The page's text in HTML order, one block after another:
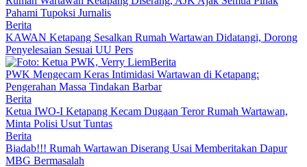
Pahami Tupoksi Jurnalis
Berita
KAWAN Ketapang Sesalkan Rumah Wartawan Didatangi, Dorong
Penyelesaian Sesuai UU Pers
Berita
PWK Mengecam Keras Intimidasi Wartawan di Ketapang:
Pengerahan Massa Tindakan Barbar
Berita
Ketua IWO-I Ketapang Kecam Dugaan Teror Rumah Wartawan,
Minta Polisi Usut Tuntas
Berita
Biadab!!! Rumah Wartawan Diserang Usai Memberitakan Dapur
MBG Bermasalah